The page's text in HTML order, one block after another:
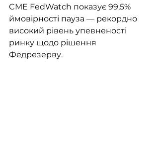
CME FedWatch показує 99,5%
ймовірності пауза — рекордно
високий рівень упевненості
ринку щодо рішення
Федрезерву.